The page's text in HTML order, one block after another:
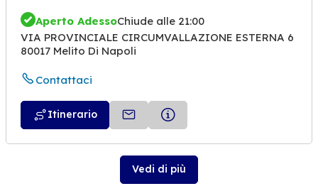
Aperto AdessoChiude alle 21:00
VIA PROVINCIALE CIRCUMVALLAZIONE ESTERNA 6
80017 Melito Di Napoli
Contattaci
Itinerario
Vedi di più